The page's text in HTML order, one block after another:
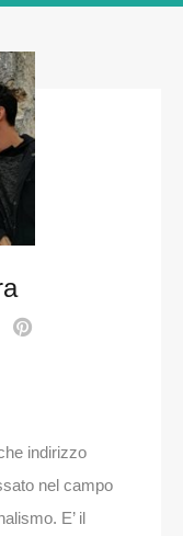
indirizzo
nel campo
E’ il